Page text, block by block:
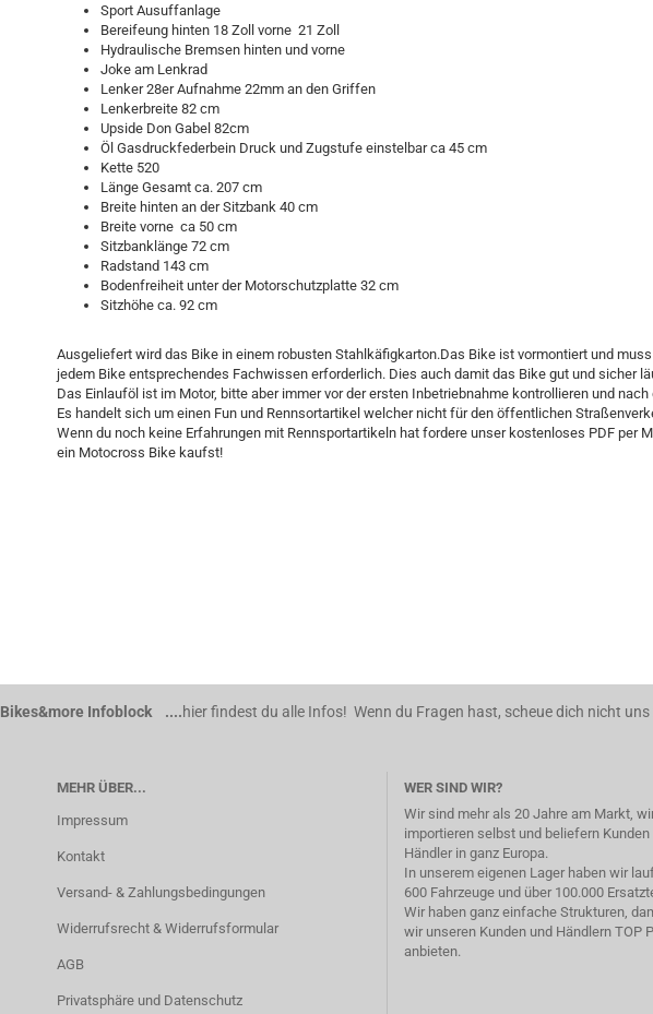
Sport Ausuffanlage
Bereifeung hinten 18 Zoll vorne 21 Zoll
Hydraulische Bremsen hinten und vorne
Joke am Lenkrad
Lenker 28er Aufnahme 22mm an den Griffen
Lenkerbreite 82 cm
Upside Don Gabel 82cm
Öl Gasdruckfederbein Druck und Zugstufe einstelbar ca 45 cm
Kette 520
Länge Gesamt ca. 207 cm
Breite hinten an der Sitzbank 40 cm
Breite vorne ca 50 cm
Sitzbanklänge 72 cm
Radstand 143 cm
Bodenfreiheit unter der Motorschutzplatte 32 cm
Sitzhöhe ca. 92 cm
Ausgeliefert wird das Bike in einem robusten Stahlkäfigkarton.Das Bike ist vormontiert und
jedem Bike entsprechendes Fachwissen erforderlich. Dies auch damit das Bike gut und sicher
Das Einlauföl ist im Motor, bitte aber immer vor der ersten Inbetriebnahme kontrollieren und
Es handelt sich um einen Fun und Rennsortartikel welcher nicht für den öffentlichen
Wenn du noch keine Erfahrungen mit Rennsportartikeln hat fordere unser kostenloses PDF per
ein Motocross Bike kaufst!
Bikes&more Infoblock ....hier findest du alle Infos! Wenn du Fragen hast, scheue dich nicht
MEHR ÜBER...
Impressum
Kontakt
Versand- & Zahlungsbedingungen
Widerrufsrecht & Widerrufsformular
AGB
Privatsphäre und Datenschutz
WER SIND WIR?
Wir sind mehr als 20 Jahre am Markt,
importieren selbst und beliefern Kunden
Händler in ganz Europa.
In unserem eigenen Lager haben wir
600 Fahrzeuge und über 100.000
Wir haben ganz einfache Strukturen,
wir unseren Kunden und Händlern TOP
anbieten.